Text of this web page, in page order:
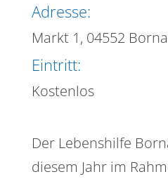
Adresse:
Markt 1, 04552 Borna
Eintritt:
Kostenlos
Der Lebenshilfe
diesem Jahr im